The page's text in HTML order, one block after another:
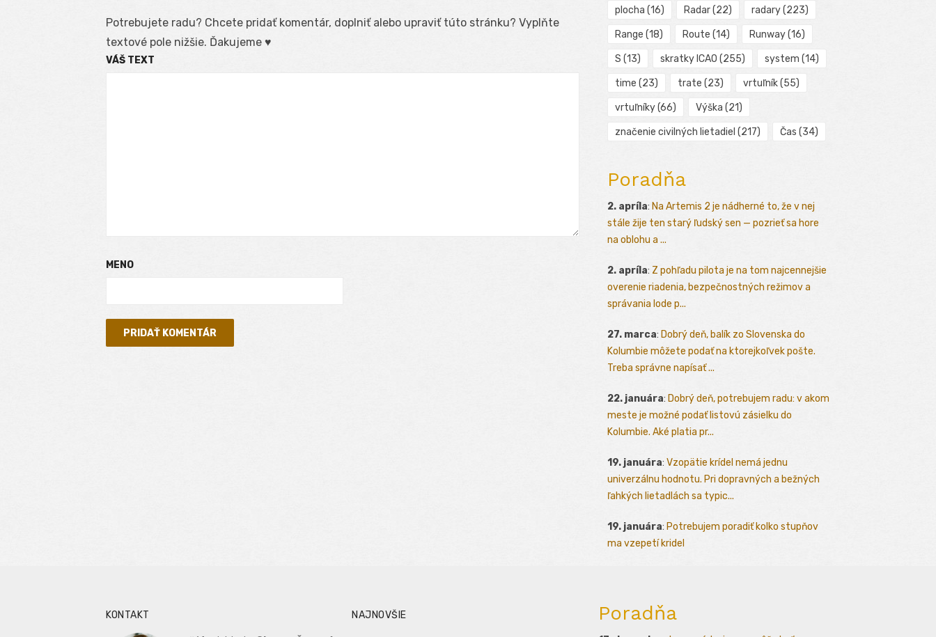
Potrebujete radu? Chcete pridať komentár, doplniť alebo upraviť túto stránku? Vyplňte
textové pole nižšie. Ďakujeme ♥
VÁŠ TEXT
MENO
plocha (16) Radar(22) radary(223)
Range (18) Route (14) Runway(16)
S (13) skratky ICAO (255) system (14)
time (23) trate (23) vrtuľník(55)
vrtuľníky(66) Výška (21)
značenie civilných lietadiel (217) Čas (34)
Poradňa
2. apríla: Na Artemis 2 je nádherné to, že v nej
stále žije ten starý ľudský sen — pozrieť sa hore
na oblohu a ...
2. apríla: Z pohľadu pilota je na tom najcennejšie
overenie riadenia, bezpečnostných režimov a
správania lode p...
27. marca: Dobrý deň, balík zo Slovenska do
Kolumbie môžete podať na ktorejkoľvek pošte.
Treba správne napísať ...
22. januára: Dobrý deň, potrebujem radu: v akom
meste je možné podať listovú zásielku do
Kolumbie. Aké platia pr...
19. januára: Vzopätie krídel nemá jednu
univerzálnu hodnotu. Pri dopravných a bežných
ľahkých lietadlách sa typic...
19. januára: Potrebujem poradiť kolko stupňov
ma vzepetí kridel
KONTAKT NAJNOVŠIE Poradňa